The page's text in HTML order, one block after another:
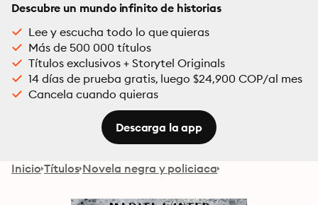
Descubre un mundo infinito de historias
Lee y escucha todo lo que quieras
Más de 500 000 títulos
Títulos exclusivos + Storytel Originals
14 días de prueba gratis, luego $24,900 COP/al mes
Cancela cuando quieras
Descarga la app
Inicio Títulos Novela negra y policiaca